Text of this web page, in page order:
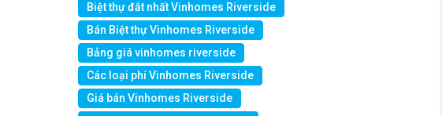
Biệt thự đắt nhất Vinhomes Riverside
Bán Biệt thự Vinhomes Riverside
Bảng giá vinhomes riverside
Các loại phí Vinhomes Riverside
Giá bán Vinhomes Riverside